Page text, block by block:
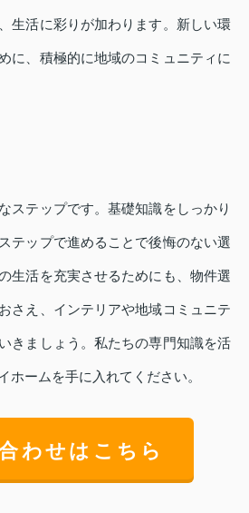
生活に彩りが加わります。新しい環
に、積極的に地域のコミュニティに
ステップです。基礎知識をしっかり
テップで進めることで後悔のない選
生活を充実させるためにも、物件選
さえ、インテリアや地域コミュニテ
きましょう。私たちの専門知識を活
ホームを手に入れてください。
わせはこちら